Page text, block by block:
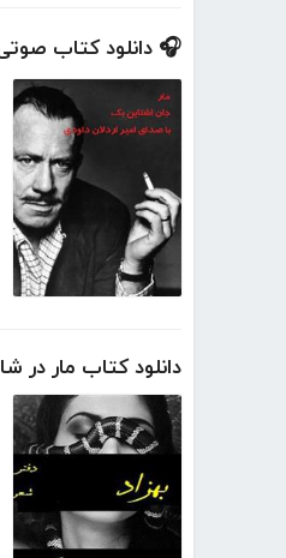
🎧 دانلود کتاب
دانلود کتاب مار در